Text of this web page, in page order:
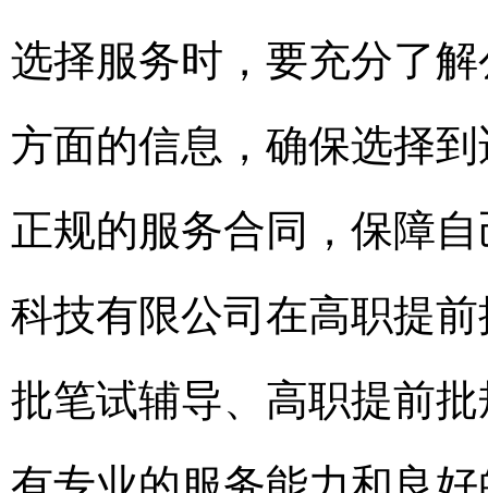
选择服务时，要充分了
方面的信息，确保选择
正规的服务合同，保障
科技有限公司在高职提
批笔试辅导、高职提前